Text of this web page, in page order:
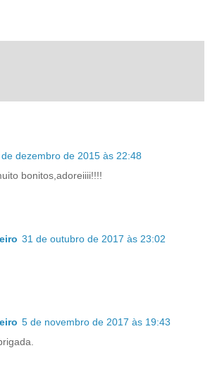
dezembro de 2015 às 22:48
bonitos,adoreiiii!!!!
31 de outubro de 2017 às 23:02
5 de novembro de 2017 às 19:43